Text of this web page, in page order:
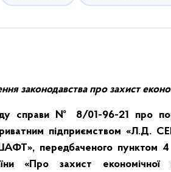
законодавства про захист
справи № 8/01-96-21 про
підприємством «Л.Д.
передбаченого пунктом 4
«Про захист економічної